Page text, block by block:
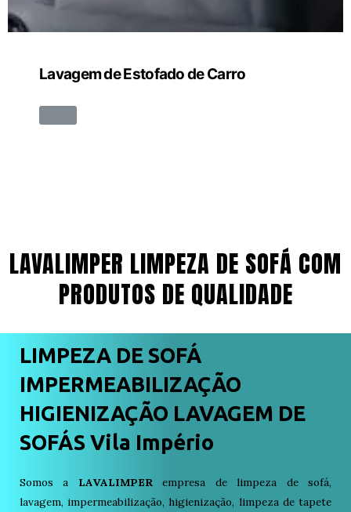
Lavagem de Estofado de Carro
LAVALIMPER LIMPEZA DE SOFÁ COM
PRODUTOS DE QUALIDADE
LIMPEZA DE SOFÁ
IMPERMEABILIZAÇÃO
HIGIENIZAÇÃO LAVAGEM DE
SOFÁS Vila Império
Somos a LAVALIMPERempresa de limpeza de sofá,
lavagem, impermeabilização, higienização, limpeza de tapete